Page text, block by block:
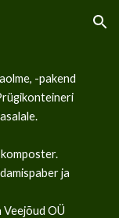
Skip to navigation
-pakend
ja
OÜ